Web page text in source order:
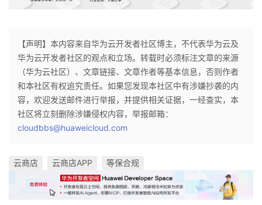
【声明】本内容来自华为云开发者社区博主，不代表华为云及
华为云开发者社区的观点和立场。转载时必须标注文章的来源
（华为云社区）、文章链接、文章作者等基本信息，否则作者
和本社区有权追究责任。如果您发现本社区中有涉嫌抄袭的内
容，欢迎发送邮件进行举报，并提供相关证据，一经查实，本
社区将立刻删除涉嫌侵权内容，举报邮箱：
cloudbbs@huaweicloud.com
云商店 云商店APP 等保合规